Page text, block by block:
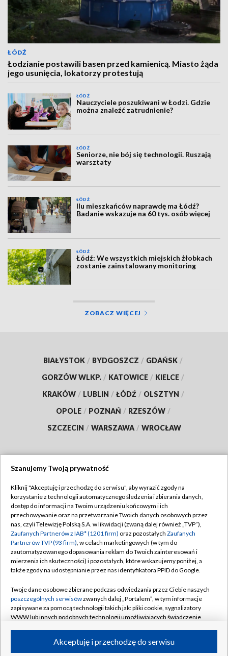
ŁÓDŹ
Łodzianie postawili basen przed kamienicą. Miasto żąda
jego usunięcia, lokatorzy protestują
ŁÓDŹ
Nauczyciele poszukiwani w Łodzi. Gdzie
można znaleźć zatrudnienie?
ŁÓDŹ
Seniorze, nie bój się technologii. Ruszają
warsztaty
ŁÓDŹ
Ilu mieszkańców naprawdę ma Łódź?
Badanie wskazuje na 60 tys. osób więcej
ŁÓDŹ
Łódź: We wszystkich miejskich żłobkach
zostanie zainstalowany monitoring
ZOBACZ WIĘCEJ
BIAŁYSTOK / BYDGOSZCZ / GDAŃSK /
GORZÓW WLKP. / KATOWICE / KIELCE /
KRAKÓW / LUBLIN / ŁÓDŹ / OLSZTYN /
OPOLE / POZNAŃ / RZESZÓW /
SZCZECIN / WARSZAWA / WROCŁAW
TVP
Abonament TVP
Emisja w TVP
Centrum informacji TVP
Naziemna Telewizja Cyfrowa
Rada Programowa
System NOS
Informacje o nadawcy
Program dla prasy
Regulamin TVP
Polityka prywatności
Moje zgody
Pomoc
Kontakt
Kanały
Szanujemy Twoją prywatność
Kliknij "Akceptuję i przechodzę do serwisu", aby wyrazić zgody na
korzystanie z technologii automatycznego śledzenia i zbierania danych,
dostęp do informacji na Twoim urządzeniu końcowym i ich
przechowywanie oraz na przetwarzanie Twoich danych osobowych przez
nas, czyli Telewizję Polską S.A. w likwidacji (zwaną dalej również „TVP”),
Zaufanych Partnerów z IAB* (1201 firm) oraz pozostałych Zaufanych
Partnerów TVP (93 firm), w celach marketingowych (w tym do
zautomatyzowanego dopasowania reklam do Twoich zainteresowań i
mierzenia ich skuteczności) i pozostałych, które wskazujemy poniżej, a
także zgody na udostępnianie przez nas identyfikatora PPID do Google.
Twoje dane osobowe zbierane podczas odwiedzania przez Ciebie naszych
poszczególnych serwisówzwanych dalej „Portalem”, w tym informacje
zapisywane za pomocą technologii takich jak: pliki cookie, sygnalizatory
WWW lub innych podobnych technologii umożliwiających świadczenie
ruchu w Internecie.Akceptuję i przechodzę do serwisu